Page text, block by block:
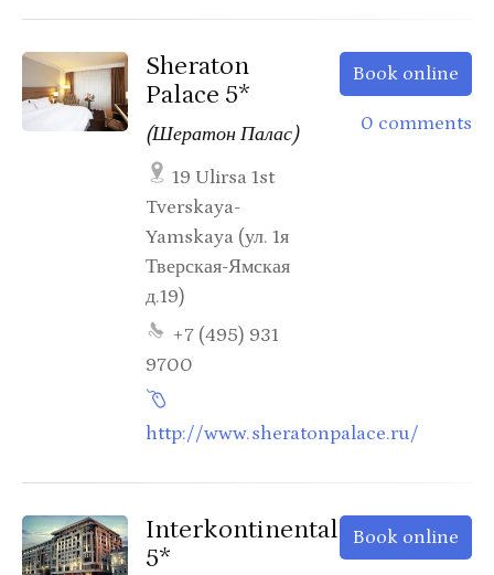
Sheraton
Palace 5*
(Шератон Палас)
19 Ulirsa 1st
Tverskaya-
Yamskaya (ул. 1я
Тверская-Ямская
д.19)
+7 (495) 931
9700
http://www.sheratonpalace.ru/
Book online
0 comments
Interkontinental
5*
Book online